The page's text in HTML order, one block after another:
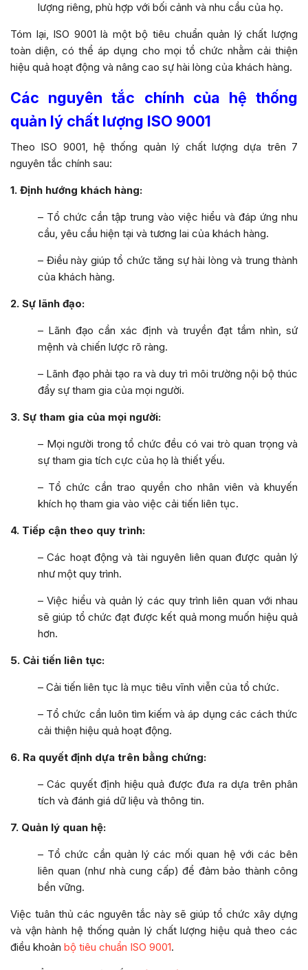
lượng riêng, phù hợp với bối cảnh và nhu cầu của họ.
Tóm lại, ISO 9001 là một bộ tiêu chuẩn quản lý chất lượng
toàn diện, có thể áp dụng cho mọi tổ chức nhằm cải thiện
hiệu quả hoạt động và nâng cao sự hài lòng của khách hàng.
Các nguyên tắc chính của hệ thống
quản lý chất lượng ISO 9001
Theo ISO 9001, hệ thống quản lý chất lượng dựa trên 7
nguyên tắc chính sau:
1. Định hướng khách hàng:
– Tổ chức cần tập trung vào việc hiểu và đáp ứng nhu
cầu, yêu cầu hiện tại và tương lai của khách hàng.
– Điều này giúp tổ chức tăng sự hài lòng và trung thành
của khách hàng.
2. Sự lãnh đạo:
– Lãnh đạo cần xác định và truyền đạt tầm nhìn, sứ
mệnh và chiến lược rõ ràng.
– Lãnh đạo phải tạo ra và duy trì môi trường nội bộ thúc
đẩy sự tham gia của mọi người.
3. Sự tham gia của mọi người:
– Mọi người trong tổ chức đều có vai trò quan trọng và
sự tham gia tích cực của họ là thiết yếu.
– Tổ chức cần trao quyền cho nhân viên và khuyến
khích họ tham gia vào việc cải tiến liên tục.
4. Tiếp cận theo quy trình:
– Các hoạt động và tài nguyên liên quan được quản lý
như một quy trình.
– Việc hiểu và quản lý các quy trình liên quan với nhau
sẽ giúp tổ chức đạt được kết quả mong muốn hiệu quả
hơn.
5. Cải tiến liên tục:
– Cải tiến liên tục là mục tiêu vĩnh viễn của tổ chức.
– Tổ chức cần luôn tìm kiếm và áp dụng các cách thức
cải thiện hiệu quả hoạt động.
6. Ra quyết định dựa trên bằng chứng:
– Các quyết định hiệu quả được đưa ra dựa trên phân
tích và đánh giá dữ liệu và thông tin.
7. Quản lý quan hệ:
– Tổ chức cần quản lý các mối quan hệ với các bên
liên quan (như nhà cung cấp) để đảm bảo thành công
bền vững.
Việc tuân thủ các nguyên tắc này sẽ giúp tổ chức xây dựng
và vận hành hệ thống quản lý chất lượng hiệu quả theo các
điều khoản bộ tiêu chuẩn ISO 9001.